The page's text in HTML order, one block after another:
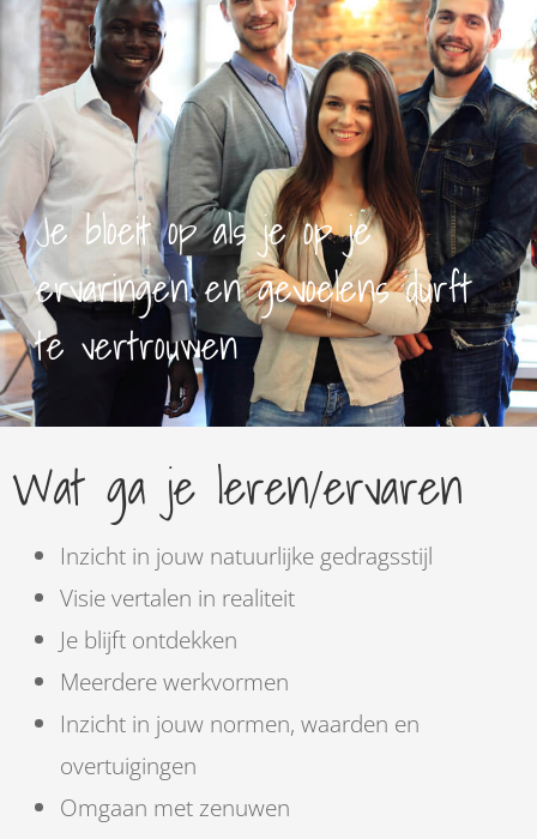
Je bloeit op als je op je
ervaringen en gevoelens durft
te vertrouwen
Wat ga je leren/ervaren
Inzicht in jouw natuurlijke gedragsstijl
Visie vertalen in realiteit
Je blijft ontdekken
Meerdere werkvormen
Inzicht in jouw normen, waarden en
overtuigingen
Omgaan met zenuwen